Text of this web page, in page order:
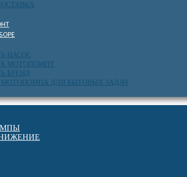
НАСОС
МОТОПОМПУ
БРЕНД
МОТОПОМПА ДЛЯ БЫТОВЫХ ЗАДАЧ